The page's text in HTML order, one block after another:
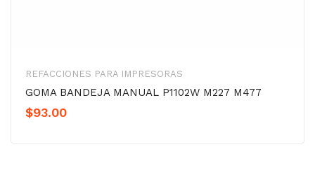
REFACCIONES PARA IMPRESORAS
GOMA BANDEJA MANUAL P1102W M227 M477
$93.00